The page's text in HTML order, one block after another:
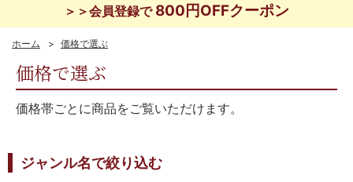
＞＞会員登録で 800円OFFクーポン
ホーム > 価格で選ぶ
価格で選ぶ
価格帯ごとに商品をご覧いただけます。
ジャンル名で絞り込む